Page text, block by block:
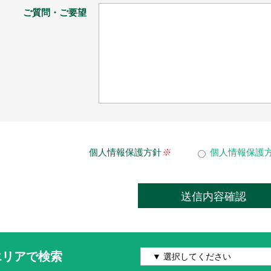
ご質問・ご要望
個人情報保護方針※ 個人情報保護
アで検索